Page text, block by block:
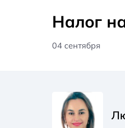
Налог
04 сентября